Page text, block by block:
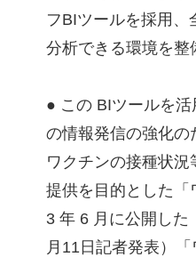
フBIツールを採用、
分析できる環境を整
● この BIツールを
の情報発信の強化の
ワクチンの接種状
提供を目的とした「
3 年 6 月に公開した
月11日記者発表）